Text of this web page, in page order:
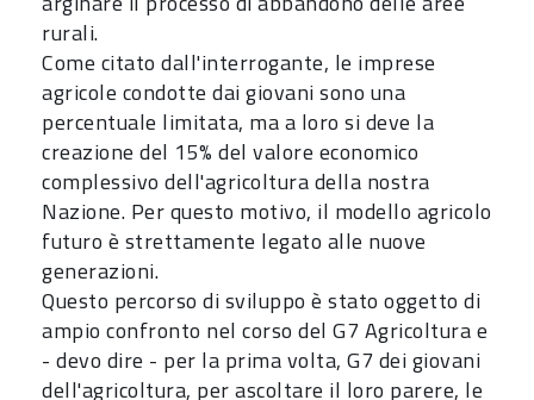
rurali.
Come citato dall'interrogante, le imprese
agricole condotte dai giovani sono una
percentuale limitata, ma a loro si deve la
creazione del 15% del valore economico
complessivo dell'agricoltura della nostra
Nazione. Per questo motivo, il modello agricolo
futuro è strettamente legato alle nuove
generazioni.
Questo percorso di sviluppo è stato oggetto di
ampio confronto nel corso del G7 Agricoltura e
- devo dire - per la prima volta, G7 dei giovani
dell'agricoltura, per ascoltare il loro parere, le